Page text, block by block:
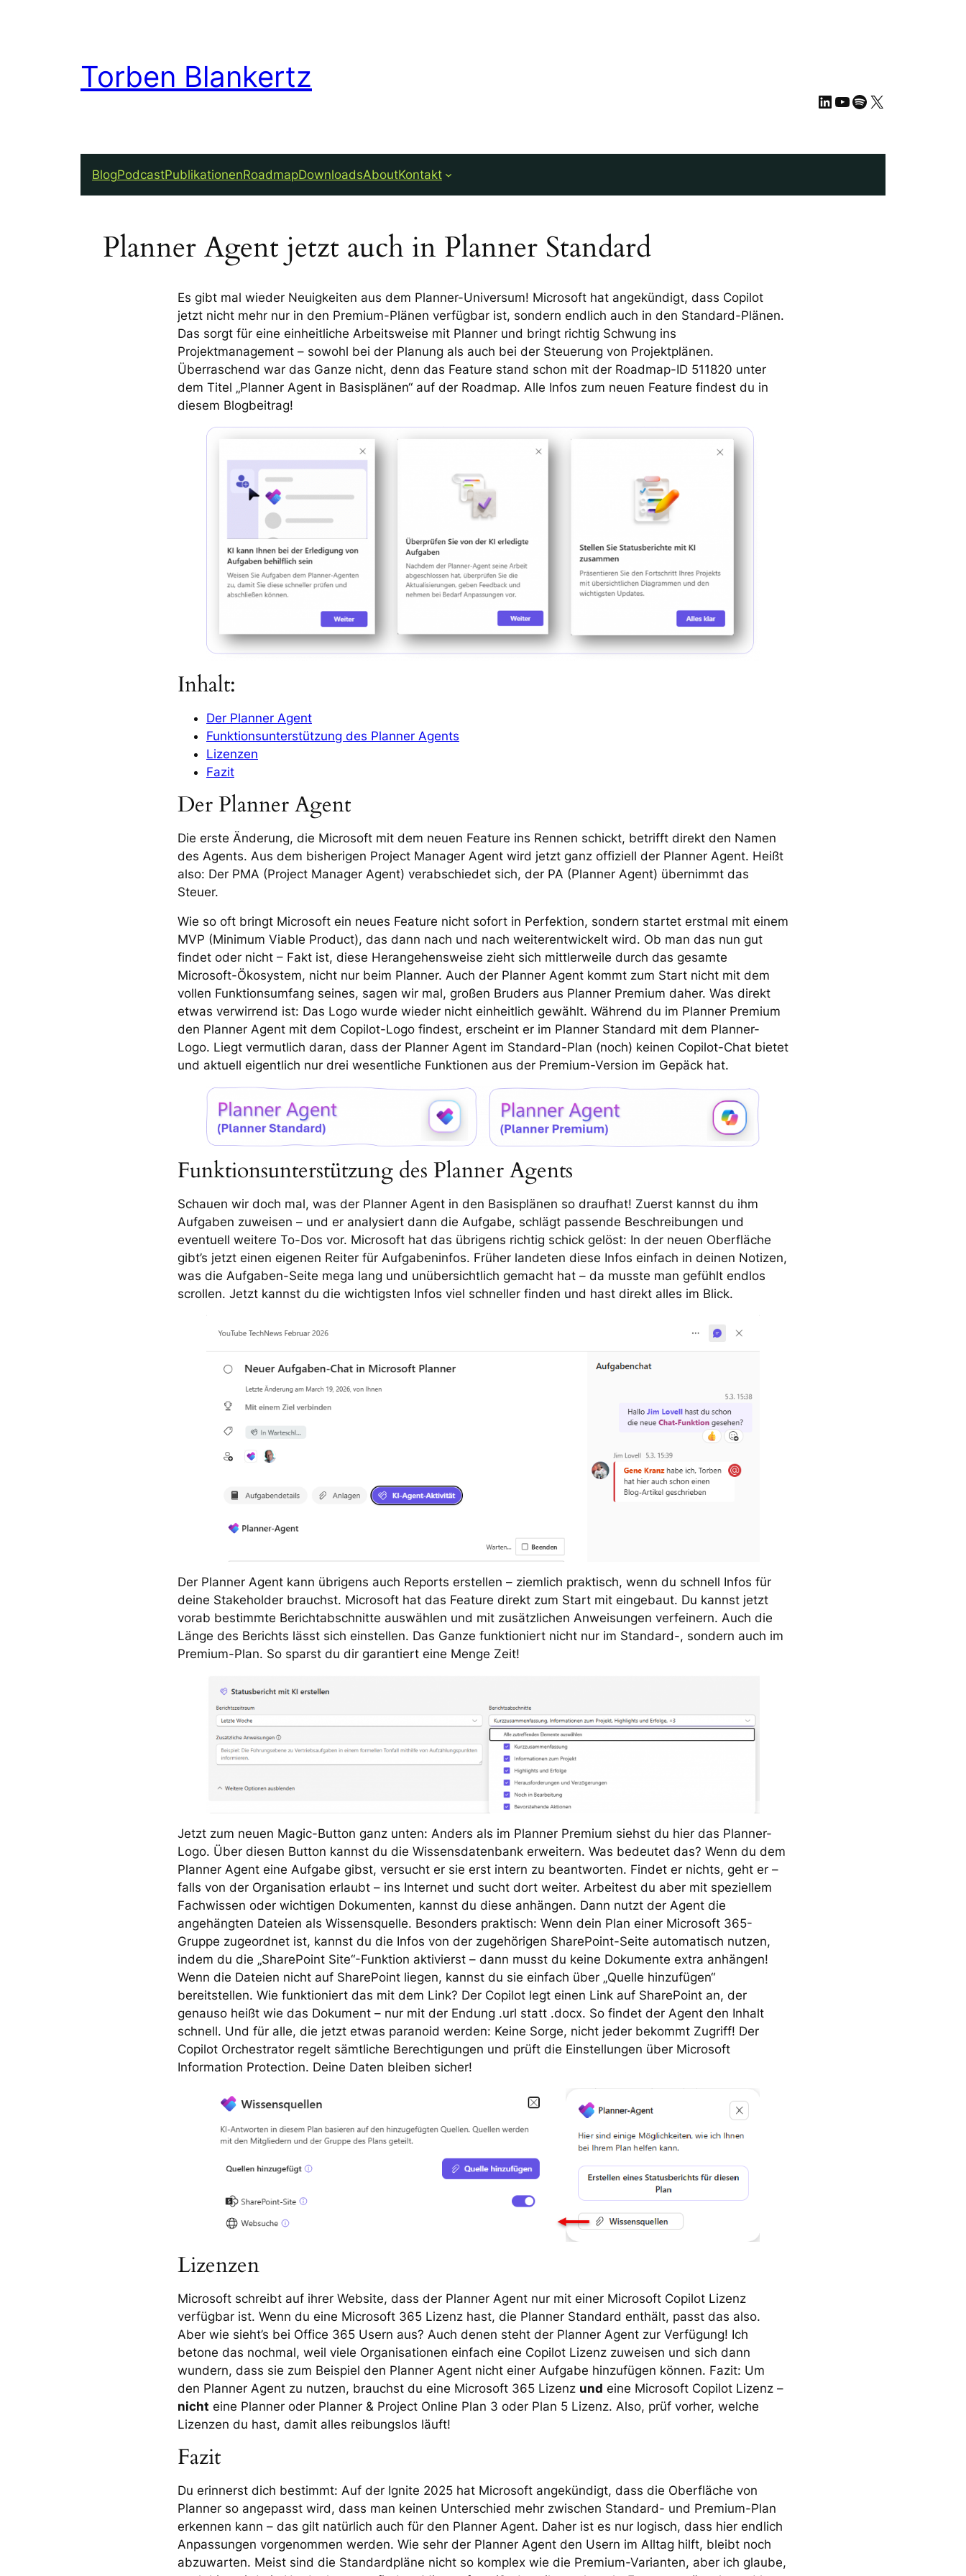
Torben Blankertz
LinkedIn
YouTube
Spotify
X
BlogPodcastPublikationenRoadmapDownloadsAboutKontakt
Planner Agent jetzt auch in Planner Standard
Es gibt mal wieder Neuigkeiten aus dem Planner-Universum! Microsoft hat angekündigt, dass Copilot
jetzt nicht mehr nur in den Premium-Plänen verfügbar ist, sondern endlich auch in den Standard-Plänen.
Das sorgt für eine einheitliche Arbeitsweise mit Planner und bringt richtig Schwung ins
Projektmanagement – sowohl bei der Planung als auch bei der Steuerung von Projektplänen.
Überraschend war das Ganze nicht, denn das Feature stand schon mit der Roadmap-ID 511820 unter
dem Titel „Planner Agent in Basisplänen“ auf der Roadmap. Alle Infos zum neuen Feature findest du in
diesem Blogbeitrag!
Inhalt:
Der Planner Agent
Funktionsunterstützung des Planner Agents
Lizenzen
Fazit
Der Planner Agent
Die erste Änderung, die Microsoft mit dem neuen Feature ins Rennen schickt, betrifft direkt den Namen
des Agents. Aus dem bisherigen Project Manager Agent wird jetzt ganz offiziell der Planner Agent. Heißt
also: Der PMA (Project Manager Agent) verabschiedet sich, der PA (Planner Agent) übernimmt das
Steuer.
Wie so oft bringt Microsoft ein neues Feature nicht sofort in Perfektion, sondern startet erstmal mit einem
MVP (Minimum Viable Product), das dann nach und nach weiterentwickelt wird. Ob man das nun gut
findet oder nicht – Fakt ist, diese Herangehensweise zieht sich mittlerweile durch das gesamte
Microsoft-Ökosystem, nicht nur beim Planner. Auch der Planner Agent kommt zum Start nicht mit dem
vollen Funktionsumfang seines, sagen wir mal, großen Bruders aus Planner Premium daher. Was direkt
etwas verwirrend ist: Das Logo wurde wieder nicht einheitlich gewählt. Während du im Planner Premium
den Planner Agent mit dem Copilot-Logo findest, erscheint er im Planner Standard mit dem Planner-
Logo. Liegt vermutlich daran, dass der Planner Agent im Standard-Plan (noch) keinen Copilot-Chat bietet
und aktuell eigentlich nur drei wesentliche Funktionen aus der Premium-Version im Gepäck hat.
Funktionsunterstützung des Planner Agents
Schauen wir doch mal, was der Planner Agent in den Basisplänen so draufhat! Zuerst kannst du ihm
Aufgaben zuweisen – und er analysiert dann die Aufgabe, schlägt passende Beschreibungen und
eventuell weitere To-Dos vor. Microsoft hat das übrigens richtig schick gelöst: In der neuen Oberfläche
gibt’s jetzt einen eigenen Reiter für Aufgabeninfos. Früher landeten diese Infos einfach in deinen Notizen,
was die Aufgaben-Seite mega lang und unübersichtlich gemacht hat – da musste man gefühlt endlos
scrollen. Jetzt kannst du die wichtigsten Infos viel schneller finden und hast direkt alles im Blick.
Der Planner Agent kann übrigens auch Reports erstellen – ziemlich praktisch, wenn du schnell Infos für
deine Stakeholder brauchst. Microsoft hat das Feature direkt zum Start mit eingebaut. Du kannst jetzt
vorab bestimmte Berichtabschnitte auswählen und mit zusätzlichen Anweisungen verfeinern. Auch die
Länge des Berichts lässt sich einstellen. Das Ganze funktioniert nicht nur im Standard-, sondern auch im
Premium-Plan. So sparst du dir garantiert eine Menge Zeit!
Jetzt zum neuen Magic-Button ganz unten: Anders als im Planner Premium siehst du hier das Planner-
Logo. Über diesen Button kannst du die Wissensdatenbank erweitern. Was bedeutet das? Wenn du dem
Planner Agent eine Aufgabe gibst, versucht er sie erst intern zu beantworten. Findet er nichts, geht er –
falls von der Organisation erlaubt – ins Internet und sucht dort weiter. Arbeitest du aber mit speziellem
Fachwissen oder wichtigen Dokumenten, kannst du diese anhängen. Dann nutzt der Agent die
angehängten Dateien als Wissensquelle. Besonders praktisch: Wenn dein Plan einer Microsoft 365-
Gruppe zugeordnet ist, kannst du die Infos von der zugehörigen SharePoint-Seite automatisch nutzen,
indem du die „SharePoint Site“-Funktion aktivierst – dann musst du keine Dokumente extra anhängen!
Wenn die Dateien nicht auf SharePoint liegen, kannst du sie einfach über „Quelle hinzufügen“
bereitstellen. Wie funktioniert das mit dem Link? Der Copilot legt einen Link auf SharePoint an, der
genauso heißt wie das Dokument – nur mit der Endung .url statt .docx. So findet der Agent den Inhalt
schnell. Und für alle, die jetzt etwas paranoid werden: Keine Sorge, nicht jeder bekommt Zugriff! Der
Copilot Orchestrator regelt sämtliche Berechtigungen und prüft die Einstellungen über Microsoft
Information Protection. Deine Daten bleiben sicher!
Lizenzen
Microsoft schreibt auf ihrer Website, dass der Planner Agent nur mit einer Microsoft Copilot Lizenz
verfügbar ist. Wenn du eine Microsoft 365 Lizenz hast, die Planner Standard enthält, passt das also.
Aber wie sieht’s bei Office 365 Usern aus? Auch denen steht der Planner Agent zur Verfügung! Ich
betone das nochmal, weil viele Organisationen einfach eine Copilot Lizenz zuweisen und sich dann
wundern, dass sie zum Beispiel den Planner Agent nicht einer Aufgabe hinzufügen können. Fazit: Um
den Planner Agent zu nutzen, brauchst du eine Microsoft 365 Lizenz und eine Microsoft Copilot Lizenz –
nicht eine Planner oder Planner & Project Online Plan 3 oder Plan 5 Lizenz. Also, prüf vorher, welche
Lizenzen du hast, damit alles reibungslos läuft!
Fazit
Du erinnerst dich bestimmt: Auf der Ignite 2025 hat Microsoft angekündigt, dass die Oberfläche von
Planner so angepasst wird, dass man keinen Unterschied mehr zwischen Standard- und Premium-Plan
erkennen kann – das gilt natürlich auch für den Planner Agent. Daher ist es nur logisch, dass hier endlich
Anpassungen vorgenommen werden. Wie sehr der Planner Agent den Usern im Alltag hilft, bleibt noch
abzuwarten. Meist sind die Standardpläne nicht so komplex wie die Premium-Varianten, aber ich glaube,